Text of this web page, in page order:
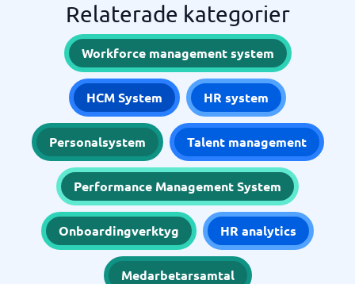
Relaterade kategorier
Workforce management system
HCM System HR system
Personalsystem Talent management
Performance Management System
Onboardingverktyg HR analytics
Medarbetarsamtal